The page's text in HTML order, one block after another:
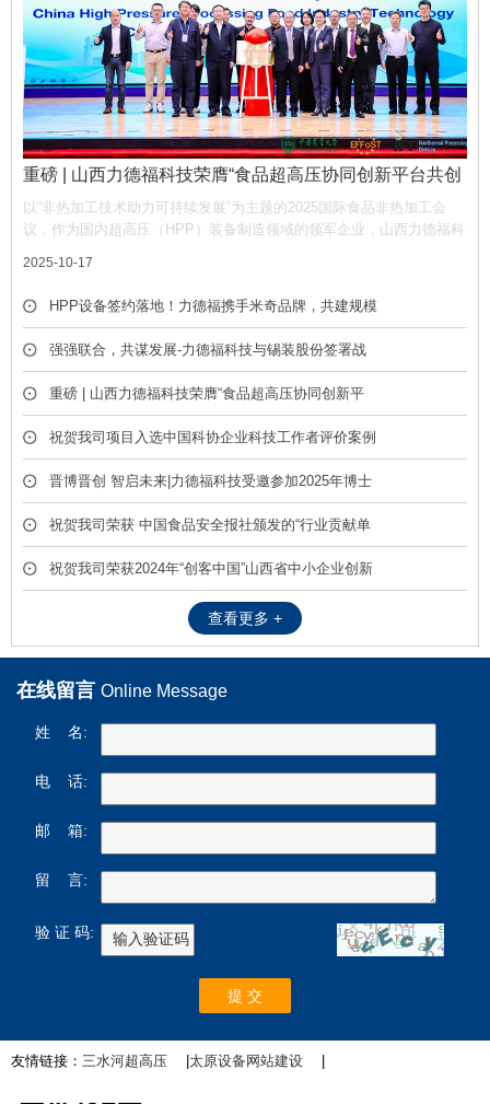
重磅 | 山西力德福科技荣膺“食品超高压协同创新平台共创
单位”，携手产业链共筑非热加工新生态
以“非热加工技术助力可持续发展”为主题的2025国际食品非热加工会
议，作为国内超高压（HPP）装备制造领域的领军企业，山西力德福科
号，彰显了公司在推动超高压技术产业化中的核心作用。
2025-10-17
HPP设备签约落地！力德福携手米奇品牌，共建规模
化冷榨饮品产线
强强联合，共谋发展-力德福科技与锡装股份签署战
略合作框架协议
重磅 | 山西力德福科技荣膺“食品超高压协同创新平
台共创单位”，携手产业链共筑非热加工新生态
祝贺我司项目入选中国科协企业科技工作者评价案例
库
晋博晋创 智启未来|力德福科技受邀参加2025年博士
后创新创业成果展
祝贺我司荣获 中国食品安全报社颁发的“行业贡献单
位” 荣誉称号
祝贺我司荣获2024年“创客中国”山西省中小企业创新
查看更多 +
在线留言 Online Message
姓 名:
电 话:
邮 箱:
留 言:
验 证 码:
友情链接： 三水河超高压 |太原设备网站建设 |